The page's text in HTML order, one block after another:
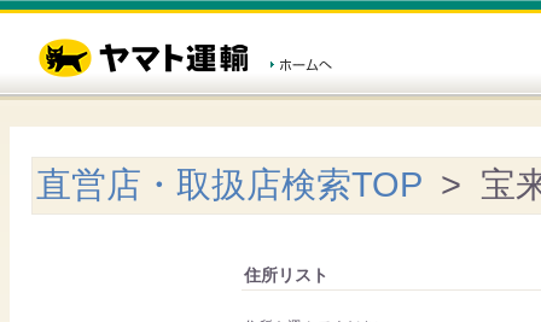
直営店・取扱店検索TOP > 宝
住所リスト